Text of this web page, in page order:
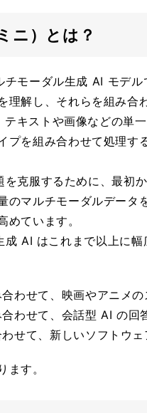
ニ）とは？
モーダル生成 AI モデ
理解し、それらを組み合
キストや画像などの単
プを組み合わせて処理す
克服するために、最初
のマルチモーダルデータ
めています。
AI はこれまで以上に
わせて、映画やアニメの
わせて、会話型 AI の回
せて、新しいソフトウェ
ます。